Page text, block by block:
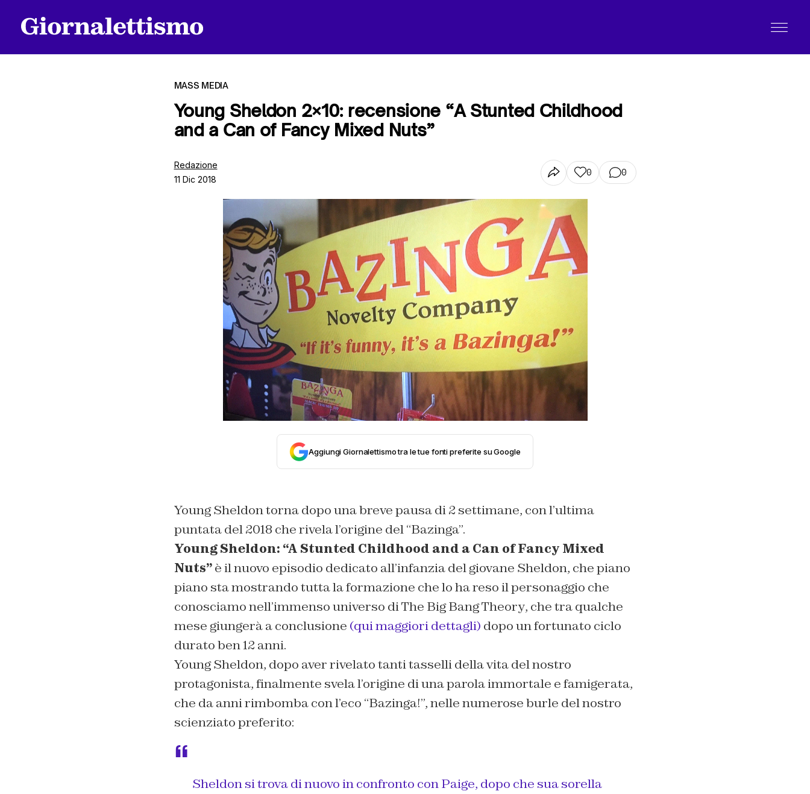
MASS MEDIA
Young Sheldon 2×10: recensione “A Stunted Childhood
and a Can of Fancy Mixed Nuts”
Redazione
11 Dic 2018
0 0
Aggiungi Giornalettismo tra le tue fonti preferite su Google
Young Sheldon torna dopo una breve pausa di 2 settimane, con l’ultima
puntata del 2018 che rivela l’origine del “Bazinga”.
Young Sheldon: “A Stunted Childhood and a Can of Fancy Mixed
Nuts”è il nuovo episodio dedicato all’infanzia del giovane Sheldon, che piano
piano sta mostrando tutta la formazione che lo ha reso il personaggio che
conosciamo nell’immenso universo diThe Big Bang Theory, che tra qualche
mese giungerà a conclusione (qui maggiori dettagli) dopo un fortunato ciclo
durato ben12 anni.
Young Sheldon, dopo aver rivelato tanti tasselli della vita del nostro
protagonista, finalmente svela l’origine di una parola immortale e famigerata,
che da anni rimbomba con l’eco “Bazinga!”, nelle numeroseburle del nostro
scienziato preferito:
Sheldon si trova di nuovo in confronto conPaige, dopo che sua sorella